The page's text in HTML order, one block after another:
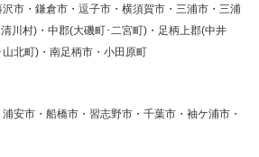
市・鎌倉市・逗子市・横須賀市・三浦市・三浦
川村)・中郡(大磯町･二宮町)・足柄上郡(中井
北町)・南足柄市・小田原町
安市・船橋市・習志野市・千葉市・袖ケ浦市・